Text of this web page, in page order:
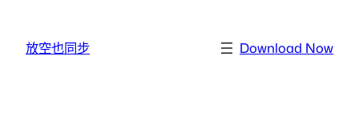
放空也同步 Download Now